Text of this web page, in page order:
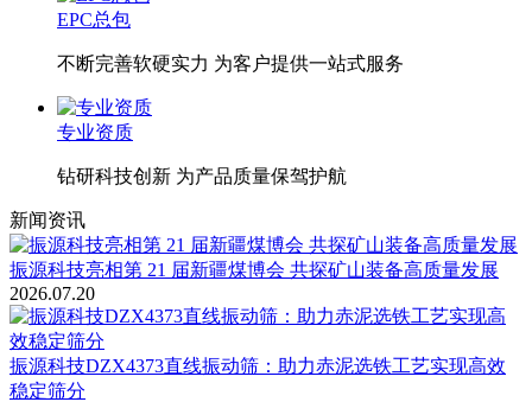
EPC总包
不断完善软硬实力 为客户提供一站式服务
专业资质
钻研科技创新 为产品质量保驾护航
新闻资讯
振源科技亮相第 21 届新疆煤博会 共探矿山装备高质量发展
2026.07.20
振源科技DZX4373直线振动筛：助力赤泥选铁工艺实现高效
稳定筛分